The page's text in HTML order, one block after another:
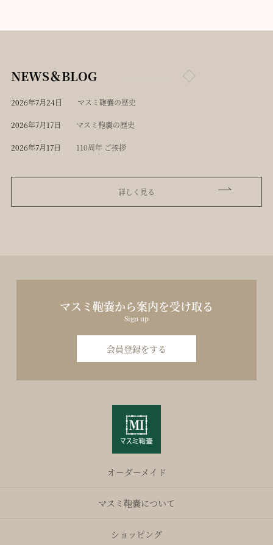
NEWS＆BLOG
2026年7月24日 マスミ鞄嚢の歴史
2026年7月17日 マスミ鞄嚢の歴史
2026年7月17日 110周年 ご挨拶
詳しく見る
マスミ鞄嚢から案内を受け取る
Sign up
会員登録をする
オーダーメイド
マスミ鞄嚢について
ショッピング